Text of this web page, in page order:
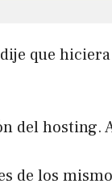
que
del hosting.
de los